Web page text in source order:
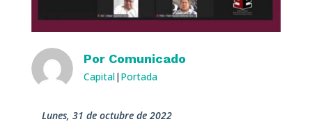
Por Comunicado
Capital| Portada
lunes, 31 de octubre de 2022